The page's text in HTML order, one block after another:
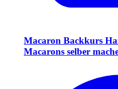
Macaron Backkurs
Macarons selber